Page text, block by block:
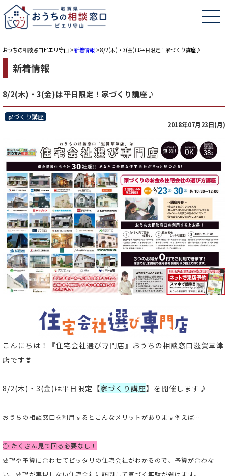
おうちの相談窓口ピエリ守山 > 新着情報 > 8/2(木)・3(金)は平日限定！家づくり講座♪
新着情報
8/2(木)・3(金)は平日限定！家づくり講座♪
家づくり講座
2018年07月23日(月)
こんにちは！
『住宅会社選び専門店』おうちの相談窓口滋賀草津
店です❣
8/2(木)・3(金)は平日限定【家づくり講座】を開催します♪
おうちの相談窓口を利用するとこんなメリットがあります例えば…
① たくさん見て回る必要なし！
要望や予算に合わせてピッタリの住宅会社がわかるので、予算が合わな
い、要望が実現しない住宅会社に訪問して気づく無駄が省けます。